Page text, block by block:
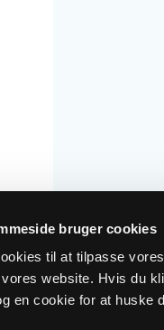
bruger cookies
til at tilpasse
website. Hvis du
en cookie for at huske